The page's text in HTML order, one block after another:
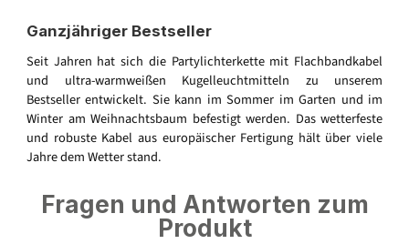
Ganzjähriger Bestseller
Seit Jahren hat sich die Partylichterkette mit Flachbandkabel
und ultra-warmweißen Kugelleuchtmitteln zu unserem
Bestseller entwickelt. Sie kann im Sommer im Garten und im
Winter am Weihnachtsbaum befestigt werden. Das wetterfeste
und robuste Kabel aus europäischer Fertigung hält über viele
Jahre dem Wetter stand.
Fragen und Antworten zum
Produkt